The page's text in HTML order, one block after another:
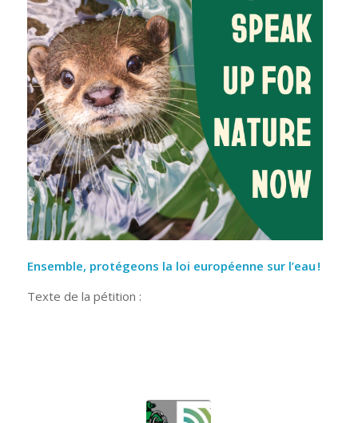
Ensemble, protégeons la loi européenne sur l’eau !
Texte de la pétition :